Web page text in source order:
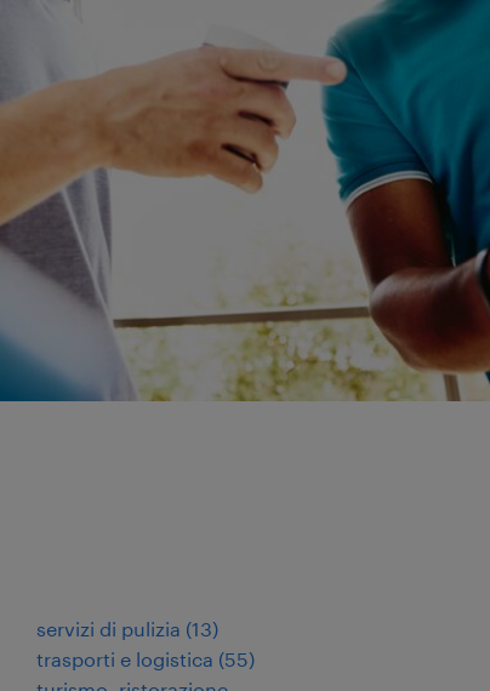
servizi di pulizia (13)
trasporti e logistica (55)